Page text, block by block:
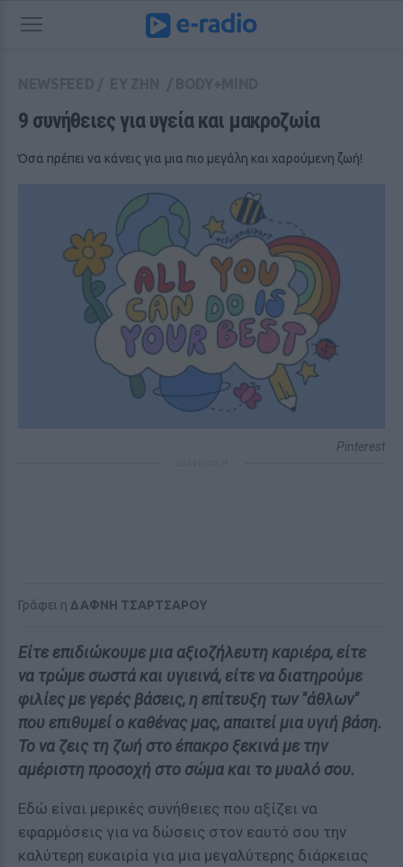
9 συνήθειες για υγεία και μακροζωία
Όσα πρέπει να κάνεις για μια πιο μεγάλη και χαρούμενη ζωή!
Pinterest
Γράφει η ΔΑΦΝΗ ΤΣΑΡΤΣΑΡΟΥ
Είτε επιδιώκουμε μια αξιοζήλευτη καριέρα, είτε
να τρώμε σωστά και υγιεινά, είτε να διατηρούμε
φιλίες με γερές βάσεις, η επίτευξη των "άθλων"
που επιθυμεί ο καθένας μας, απαιτεί μια υγιή βάση.
Το να ζεις τη ζωή στο έπακρο ξεκινά με την
αμέριστη προσοχή στο σώμα και το μυαλό σου.
Εδώ είναι μερικές συνήθειες που αξίζει να
εφαρμόσεις για να δώσεις στον εαυτό σου την
καλύτερη ευκαιρία για μια μεγαλύτερης διάρκειας